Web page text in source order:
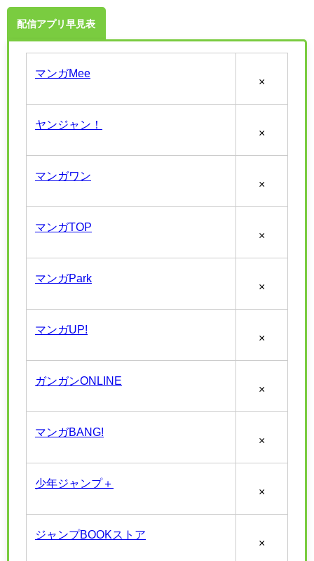
配信アプリ早見表
マンガMee
×
ヤンジャン！
×
マンガワン
×
マンガTOP
×
マンガPark
×
マンガUP!
×
ガンガンONLINE
×
マンガBANG!
×
少年ジャンプ＋
×
ジャンプBOOKストア
×